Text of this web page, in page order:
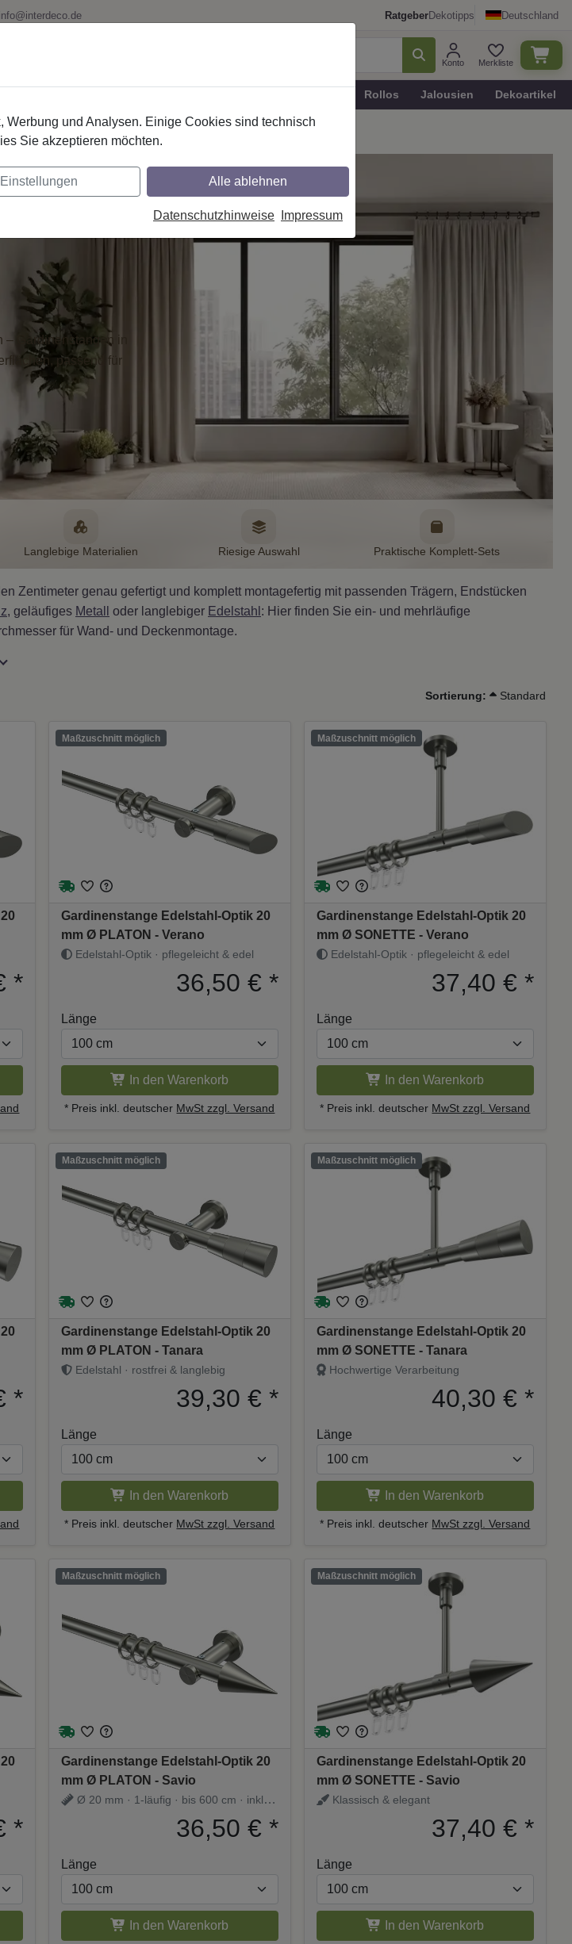
info@interdeco.de RatgeberDekotipps Deutschland
Konto Merkliste
Rollos Jalousien Dekoartikel
für eine innovative Gardinendekoration
Bild KI generiert
Gardinenstangen in
passend für
Langlebige Materialien Riesige Auswahl Praktische Komplett-Sets
Zentimeter genau gefertigt und komplett montagefertig mit passenden Trägern, Endstücken
, geläufiges Metall oder langlebiger Edelstahl : Hier finden Sie ein- und mehrläufige
für Wand- und Deckenmontage.
Sortierung: Standard
*
Maßzuschnitt möglich
Gardinenstange Edelstahl-Optik 20
mm Ø PLATON - Verano
Edelstahl-Optik · pflegeleicht & edel
36,50 € *
Länge
In den Warenkorb
* Preis inkl. deutscher MwSt zzgl. Versand
Maßzuschnitt möglich
Gardinenstange Edelstahl-Optik 20
mm Ø SONETTE - Verano
Edelstahl-Optik · pflegeleicht & edel
37,40 € *
Länge
In den Warenkorb
* Preis inkl. deutscher MwSt zzgl. Versand
*
Maßzuschnitt möglich
Gardinenstange Edelstahl-Optik 20
mm Ø PLATON - Tanara
Edelstahl · rostfrei & langlebig
39,30 € *
Länge
In den Warenkorb
* Preis inkl. deutscher MwSt zzgl. Versand
Maßzuschnitt möglich
Gardinenstange Edelstahl-Optik 20
mm Ø SONETTE - Tanara
Hochwertige Verarbeitung
40,30 € *
Länge
In den Warenkorb
* Preis inkl. deutscher MwSt zzgl. Versand
*
Maßzuschnitt möglich
Gardinenstange Edelstahl-Optik 20
mm Ø PLATON - Savio
Ø 20 mm · 1-läufig · bis 600 cm · inkl.
36,50 € *
Länge
In den Warenkorb
Maßzuschnitt möglich
Gardinenstange Edelstahl-Optik 20
mm Ø SONETTE - Savio
Klassisch & elegant
37,40 € *
Länge
In den Warenkorb
und Analysen. Einige Cookies sind technisch
Sie akzeptieren möchten.
Einstellungen Alle ablehnen
Datenschutzhinweise Impressum